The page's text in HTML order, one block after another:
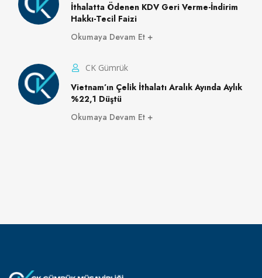
İthalatta Ödenen KDV Geri Verme-İndirim
Hakkı-Tecil Faizi
Okumaya Devam Et
CK Gümrük
Vietnam’ın Çelik İthalatı Aralık Ayında Aylık
%22,1 Düştü
Okumaya Devam Et